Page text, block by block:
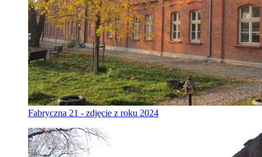
Fabryczna 21 - zdjęcie z roku 2024